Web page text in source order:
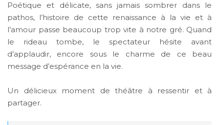
Poétique et délicate, sans jamais sombrer dans le
pathos, l’histoire de cette renaissance à la vie et à
l’amour passe beaucoup trop vite à notre gré. Quand
le rideau tombe, le spectateur hésite avant
d’applaudir, encore sous le charme de ce beau
message d’espérance en la vie.
Un délicieux moment de théâtre à ressentir et à
partager.